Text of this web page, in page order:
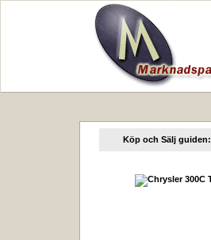
Köp och Sälj guiden: